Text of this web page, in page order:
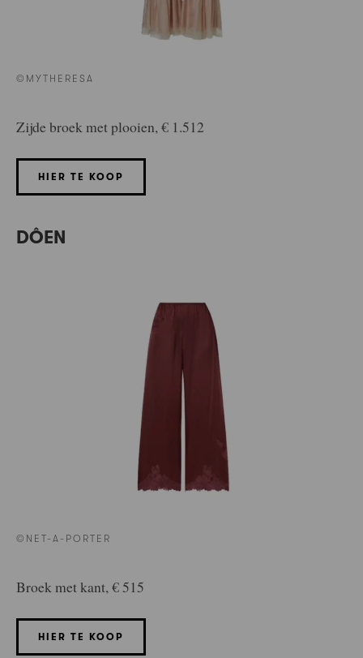
©MYTHERESA
Zijde broek met plooien, € 1.512
HIER TE KOOP
DÔEN
©NET-A-PORTER
Broek met kant, € 515
HIER TE KOOP